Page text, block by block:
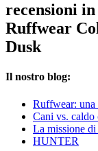
recensioni
Ruffwear
Dusk
Il nostro blog:
Ruffwear: una
Cani vs. caldo
La missione
HUNTER